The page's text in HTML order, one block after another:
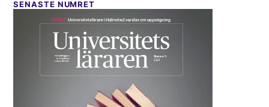
SENASTE NUMRET